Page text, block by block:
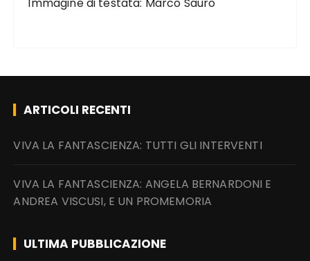
ARTICOLI RECENTI
VIVA LA FANTASCIENZA: TUTTI GLI INTERVENTI
VIVA LA FANTASCIENZA: ANGELA BERNARDONI E
ANDREA VISCUSI, E UN PROMEMORIA
ULTIMA PUBBLICAZIONE